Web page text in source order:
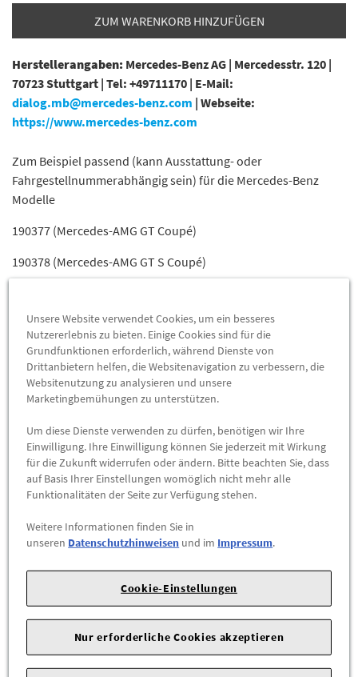
ZUM WARENKORB HINZUFÜGEN
Herstellerangaben: Mercedes-Benz AG | Mercedesstr. 120 |
70723 Stuttgart | Tel: +49711170 | E-Mail:
dialog.mb@mercedes-benz.com | Webseite:
https://www.mercedes-benz.com
Zum Beispiel passend (kann Ausstattung- oder
Fahrgestellnummerabhängig sein) für die Mercedes-Benz
Modelle
190377 (Mercedes-AMG GT Coupé)
190378 (Mercedes-AMG GT S Coupé)
190380 (Mercedes-AMG GT C Coupé)
190381 (MERCEDES-AMG GT BLACK SERIES)
190382 (MERCEDES-AMG GT)
190478 (MERCEDES-AMG GT S ROADSTER)
190479 (MERCEDES-AMG GT R ROADSTER)
190482 (MERCEDES-AMG GT ROADSTER)
204000 (C 180 CDI BlueEFFICIENCY)
204001 (C 200 CDI)
204002 (C 220 CDI)
204003 (C 250 CDI)
Unsere Website verwendet Cookies, um ein besseres
Nutzererlebnis zu bieten. Einige Cookies sind für die
Grundfunktionen erforderlich, während Dienste von
Drittanbietern helfen, die Websitenavigation zu verbessern, die
Websitenutzung zu analysieren und unsere
Marketingbemühungen zu unterstützen.
Um diese Dienste verwenden zu dürfen, benötigen wir Ihre
Einwilligung. Ihre Einwilligung können Sie jederzeit mit Wirkung
für die Zukunft widerrufen oder ändern. Bitte beachten Sie, dass
auf Basis Ihrer Einstellungen womöglich nicht mehr alle
Funktionalitäten der Seite zur Verfügung stehen.
Weitere Informationen finden Sie in
unseren Datenschutzhinweisen und im Impressum.
Cookie-Einstellungen
Nur erforderliche Cookies akzeptieren